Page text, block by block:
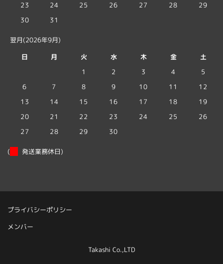
23
24 25 26 27 28
29
30
31
翌月(2026年9月)
日
月 火 水 木 金
土
1
2 3 4
5
6
7 8 9 10 11
12
13
14 15 16 17 18
19
20
21 22 23 24 25
26
27
28 29 30
( 発送業務休日)
プライバシーポリシー
メンバー
Takashi Co.,LTD